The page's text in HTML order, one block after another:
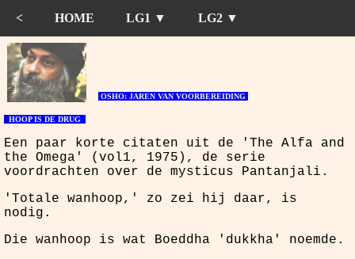
< HOME LG1 ▼ LG2 ▼
OSHO: JAREN VAN VOORBEREIDING
HOOP IS DE DRUG
Een paar korte citaten uit de 'The Alfa and
the Omega' (vol1, 1975), de serie
voordrachten over de mysticus Pantanjali.
'Totale wanhoop,' zo zei hij daar, is
nodig.
Die wanhoop is wat Boeddha 'dukkha' noemde.